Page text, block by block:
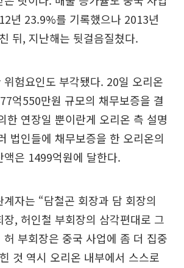
년 23.9%를 기록했으나 2013년
뒤, 지난해는 뒷걸음질쳤다.
험요인도 부각됐다. 20일 오리온
억550만원 규모의 채무보증을 결
한 연장일 뿐이란게 오리온 측 설명
법인들에 채무보증을 한 오리온의
액은 1499억원에 달한다.
자는 “담철곤 회장과 담 회장의
장, 허인철 부회장의 삼각편대로 그
허 부회장은 중국 사업에 좀 더 집중
것 역시 오리온 내부에서 스스로